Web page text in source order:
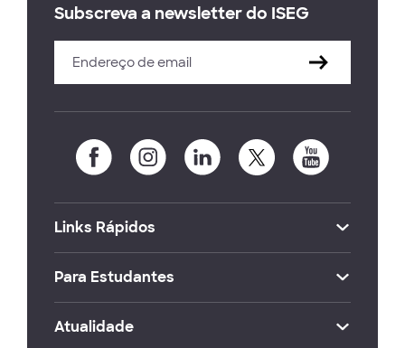
Subscreva a newsletter do ISEG
Links Rápidos
Para Estudantes
Atualidade